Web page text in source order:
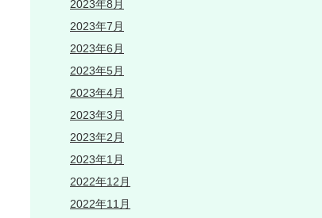
2023年8月
2023年7月
2023年6月
2023年5月
2023年4月
2023年3月
2023年2月
2023年1月
2022年12月
2022年11月